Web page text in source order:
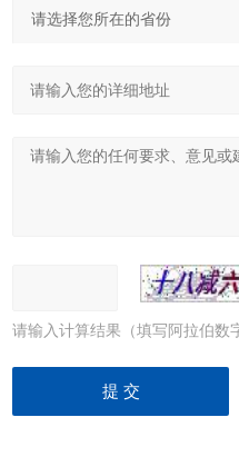
请输入计算结果（填写阿拉伯数